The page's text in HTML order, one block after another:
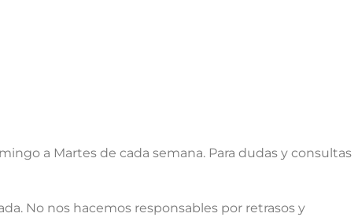
a Martes de cada semana. Para dudas y consultas
No nos hacemos responsables por retrasos y